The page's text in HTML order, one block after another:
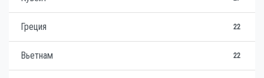
Греция 22
Вьетнам 22